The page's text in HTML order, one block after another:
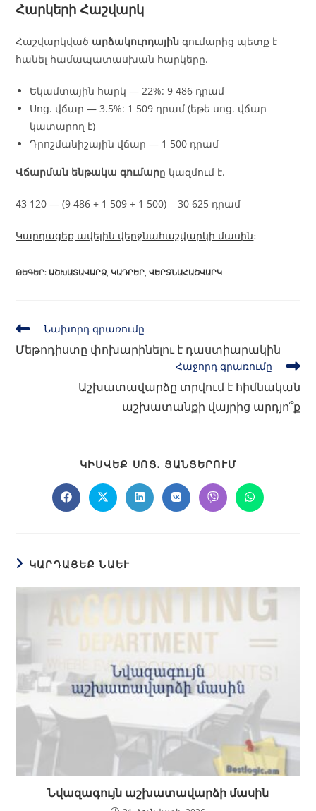
Հարկերի Հաշվարկ
Հաշվարկված արձակուրդային գումարից պետք է
հանել համապատասխան հարկերը.
Եկամտային հարկ — 22%: 9 486 դրամ
Սոց. վճար — 3.5%: 1 509 դրամ (եթե սոց. վճար
կատարող է)
Դրոշմանիշային վճար — 1 500 դրամ
Վճարման ենթակա գումարը կազմում է.
43 120 — (9 486 + 1 509 + 1 500) = 30 625 դրամ
Կարդացեք ավելին վերջնահաշվարկի մասին։
ԹԵԳԵՐ: ԱՇԽԱՏԱՎԱՐՁ, ԿԱԴՐԵՐ, ՎԵՐՋՆԱՀԱՇՎԱՐԿ
Նախորդ գրառումը
Մեթոդիստը փոխարինելու է դաստիարակին
Հաջորդ գրառումը
Աշխատավարձը տրվում է հիմնական
աշխատանքի վայրից արդյո՞ք
ԿԻՍՎԵՔ ՍՈՑ․ ՑԱՆՑԵՐՈՒՄ
ԿԱՐԴԱՑԵՔ ՆԱԵՒ
Նվազագույն աշխատավարձի մասին